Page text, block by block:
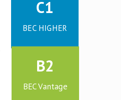
C1
BEC HIGHER
B2
BEC Vantage